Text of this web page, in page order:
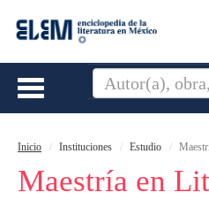
Toggle
Inicio Instituciones Estudio
Maestría en